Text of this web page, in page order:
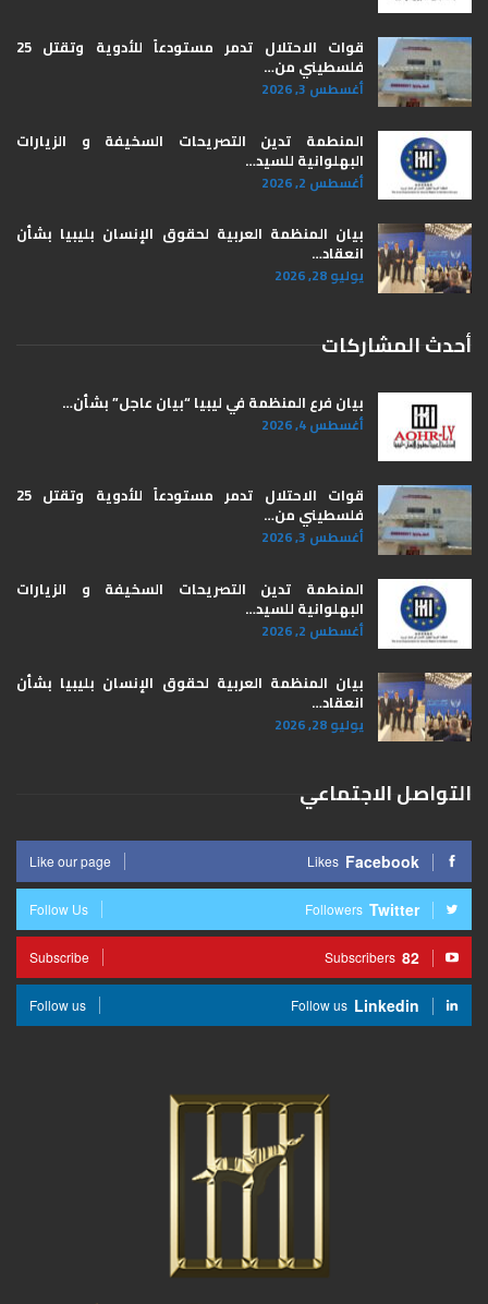
قوات الاحتلال تدمر مستودعاً للأدوية وتقتل 25
فلسطيني من…
أغسطس 3, 2026
المنطمة تدين التصريحات السخيفة و الزيارات
البهلوانية للسيد…
أغسطس 2, 2026
بيان المنظمة العربية لحقوق الإنسان بليبيا ​بشأن
انعقاد…
يوليو 28, 2026
أحدث المشاركات
بيان فرع المنظمة في ليبيا “بيان عاجل” بشأن…
أغسطس 4, 2026
قوات الاحتلال تدمر مستودعاً للأدوية وتقتل 25
فلسطيني من…
أغسطس 3, 2026
المنطمة تدين التصريحات السخيفة و الزيارات
البهلوانية للسيد…
أغسطس 2, 2026
بيان المنظمة العربية لحقوق الإنسان بليبيا ​بشأن
انعقاد…
يوليو 28, 2026
التواصل الاجتماعي
Facebook
Likes
Like our page
Twitter
Followers
Follow Us
82
Subscribers
Subscribe
Linkedin
Follow us
Follow us